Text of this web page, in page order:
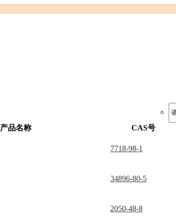
产品名称 CAS号
7718-98-1
34896-80-5
2050-48-8